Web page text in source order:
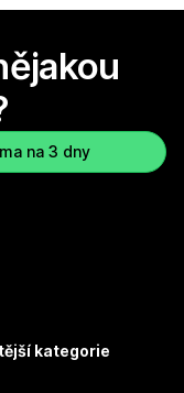
na 3 dny
kategorie